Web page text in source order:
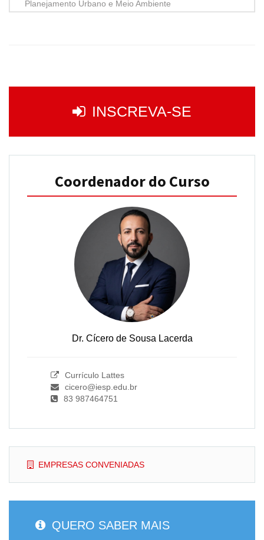
Planejamento Urbano e Meio Ambiente
INSCREVA-SE
Coordenador do Curso
Dr. Cícero de Sousa Lacerda
Currículo Lattes
cicero@iesp.edu.br
83 987464751
EMPRESAS CONVENIADAS
QUERO SABER MAIS